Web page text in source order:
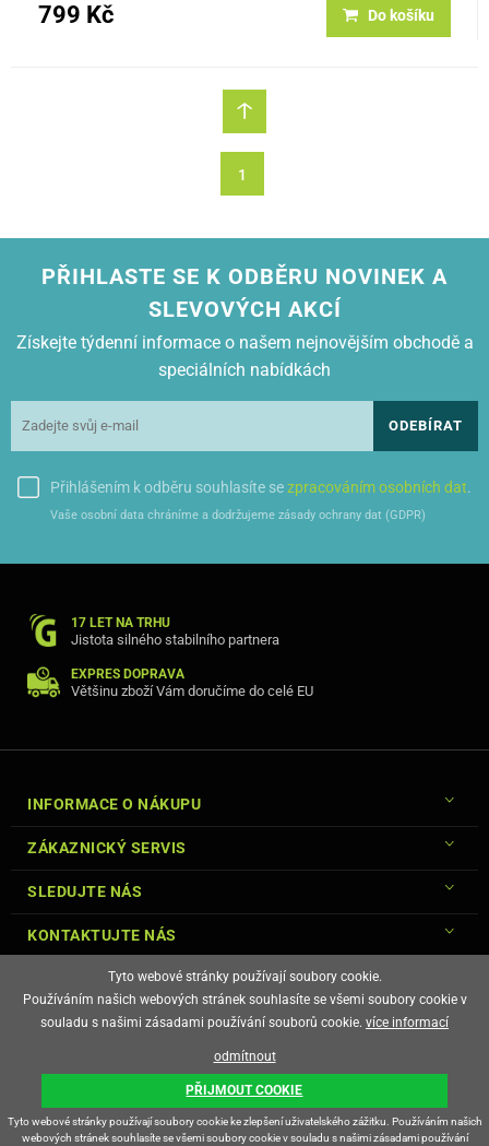
799 Kč Do košíku
1
PŘIHLASTE SE K ODBĚRU NOVINEK A
SLEVOVÝCH AKCÍ
Získejte týdenní informace o našem nejnovějším obchodě a
speciálních nabídkách
ODEBÍRAT
Přihlášením k odběru souhlasíte sezpracováním osobních dat.
Vaše osobní data chráníme a dodržujeme zásady ochrany dat (GDPR)
17 LET NA TRHU
Jistota silného stabilního partnera
EXPRES DOPRAVA
Většinu zboží Vám doručíme do celé EU
INFORMACE O NÁKUPU
ZÁKAZNICKÝ SERVIS
SLEDUJTE NÁS
KONTAKTUJTE NÁS
© Copyright Gsm-Market.cz All Rights Reserved
E-shop vytvořila
Tyto webové stránky používají soubory cookie.
Používáním našich webových stránek souhlasíte se všemi soubory cookie v
souladu s našimi zásadami používání souborů cookie. více informací
odmítnout
PŘIJMOUT COOKIE
Tyto webové stránky používají soubory cookie ke zlepšení uživatelského zážitku. Používáním našich
webových stránek souhlasíte se všemi soubory cookie v souladu s našimi zásadami používání